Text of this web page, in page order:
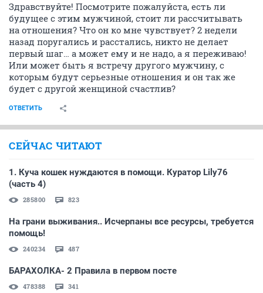
Здравствуйте! Посмотрите пожалуйста, есть ли
будущее с этим мужчиной, стоит ли рассчитывать
на отношения? Что он ко мне чувствует? 2 недели
назад поругались и расстались, никто не делает
первый шаг… а может ему и не надо, а я переживаю!
Или может быть я встречу другого мужчину, с
которым будут серьезные отношения и он так же
будет с другой женщиной счастлив?
ОТВЕТИТЬ
СЕЙЧАС ЧИТАЮТ
1. Куча кошек нуждаются в помощи. Куратор Lily76
(часть 4)
285800 823
На грани выживания.. Исчерпаны все ресурсы, требуется
помощь!
240234 487
БАРАХОЛКА- 2 Правила в первом посте
478388 341